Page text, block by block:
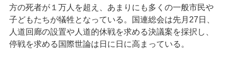
方の死者が１万人を超え、あまりにも多くの一般市民や
子どもたちが犠牲となっている。国連総会は先月27日、
人道回廊の設置や人道的休戦を求める決議案を採択し、
停戦を求める国際世論は日に日に高まっている。